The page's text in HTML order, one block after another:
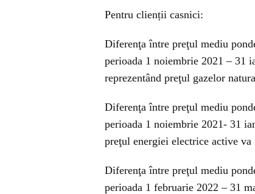
Pentru clienții casnici:
Diferenţa între preţul mediu
perioada 1 noiembrie 2021 – 31
reprezentând preţul gazelor
Diferenţa între preţul mediu
perioada 1 noiembrie 2021- 31
preţul energiei electrice active
Diferenţa între preţul mediu
perioada 1 februarie 2022 – 31